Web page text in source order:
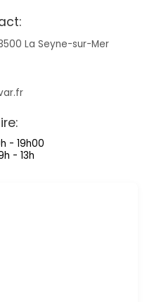
La Seyne-sur-Mer
- 19h00
- 13h